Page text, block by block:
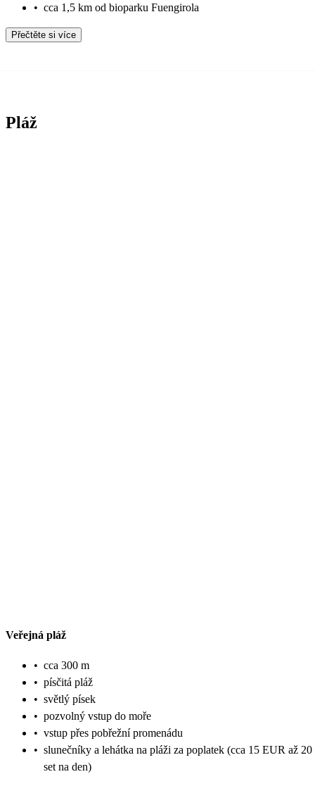
• cca 1,5 km od bioparku Fuengirola
Přečtěte si více
Pláž
Veřejná pláž
• cca 300 m
• písčitá pláž
• světlý písek
• pozvolný vstup do moře
• vstup přes pobřežní promenádu
• slunečníky a lehátka na pláži za poplatek (cca 15 EUR až
set na den)